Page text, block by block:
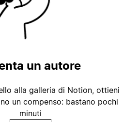
un autore
alla galleria di Notion, ottieni
un compenso: bastano pochi
minuti